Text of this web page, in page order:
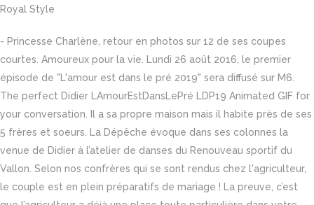
Royal Style
- Princesse Charlène, retour en photos sur 12 de ses coupes
courtes. Amoureux pour la vie. Lundi 26 août 2016, le premier
épisode de "L'amour est dans le pré 2019" sera diffusé sur M6.
The perfect Didier LAmourEstDansLePré LDP19 Animated GIF for
your conversation. Il a sa propre maison mais il habite près de ses
5 frères et soeurs. La Dépêche évoque dans ses colonnes la
venue de Didier à l’atelier de danses du Renouveau sportif du
Vallon. Selon nos confrères qui se sont rendus chez l'agriculteur,
le couple est en plein préparatifs de mariage ! La preuve, c’est